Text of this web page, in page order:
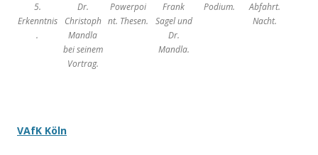
5.
Erkenntnis
.
Dr.
Christoph
Mandla
bei seinem
Vortrag.
Powerpoi
nt. Thesen.
Frank
Sagel und
Dr.
Mandla.
Podium.
Abfahrt.
Nacht.
VAfK Köln